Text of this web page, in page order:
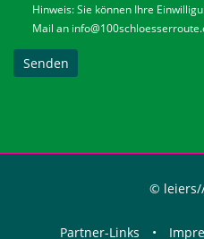
Hinweis: Sie können Ihre
Mail an
Senden
© leiers//
Partner-Links •